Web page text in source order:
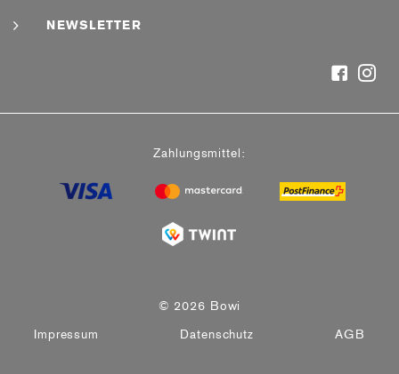
NEWSLETTER
Impressum Datenschutz AGB
© 2026 Bowi
Zahlungsmittel: